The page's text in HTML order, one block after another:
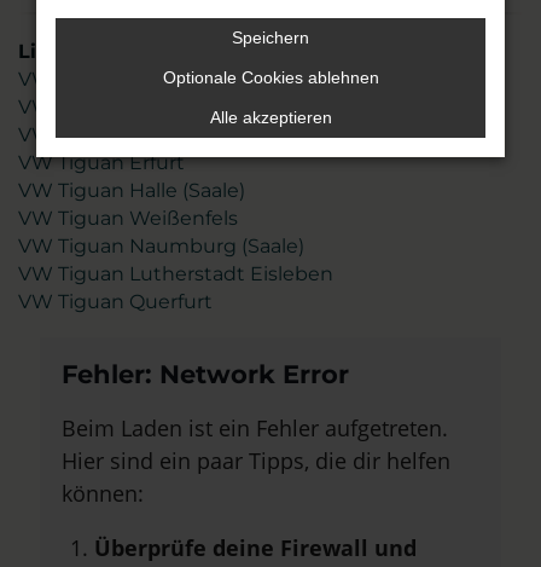
Lieferservice
VW Tiguan Leipzig
VW Tiguan Chemnitz
VW Tiguan Magdeburg
VW Tiguan Erfurt
VW Tiguan Halle (Saale)
VW Tiguan Weißenfels
VW Tiguan Naumburg (Saale)
VW Tiguan Lutherstadt Eisleben
VW Tiguan Querfurt
Fehler: Network Error
Beim Laden ist ein Fehler aufgetreten.
Hier sind ein paar Tipps, die dir helfen
können:
Überprüfe deine Firewall und
Speichern
Optionale Cookies ablehnen
Alle akzeptieren